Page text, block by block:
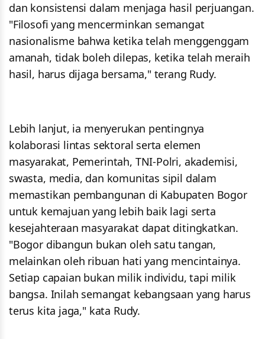
dan konsistensi dalam menjaga hasil perjuangan.
"Filosofi yang mencerminkan semangat
nasionalisme bahwa ketika telah menggenggam
amanah, tidak boleh dilepas, ketika telah meraih
hasil, harus dijaga bersama," terang Rudy.
Lebih lanjut, ia menyerukan pentingnya
kolaborasi lintas sektoral serta elemen
masyarakat, Pemerintah, TNI-Polri, akademisi,
swasta, media, dan komunitas sipil dalam
memastikan pembangunan di Kabupaten Bogor
untuk kemajuan yang lebih baik lagi serta
kesejahteraan masyarakat dapat ditingkatkan.
"Bogor dibangun bukan oleh satu tangan,
melainkan oleh ribuan hati yang mencintainya.
Setiap capaian bukan milik individu, tapi milik
bangsa. Inilah semangat kebangsaan yang harus
terus kita jaga," kata Rudy.